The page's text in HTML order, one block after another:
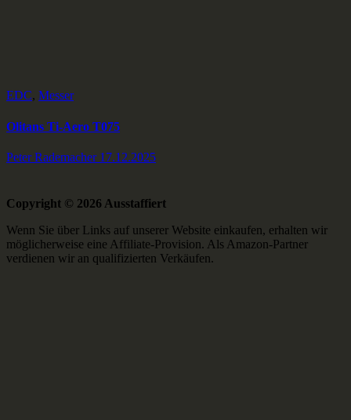
EDC, Messer
Olitans Ti-Aero T075
Peter Rademacher 17.12.2025
Copyright © 2026 Ausstaffiert
Wenn Sie über Links auf unserer Website einkaufen, erhalten wir
möglicherweise eine Affiliate-Provision. Als Amazon-Partner
verdienen wir an qualifizierten Verkäufen.